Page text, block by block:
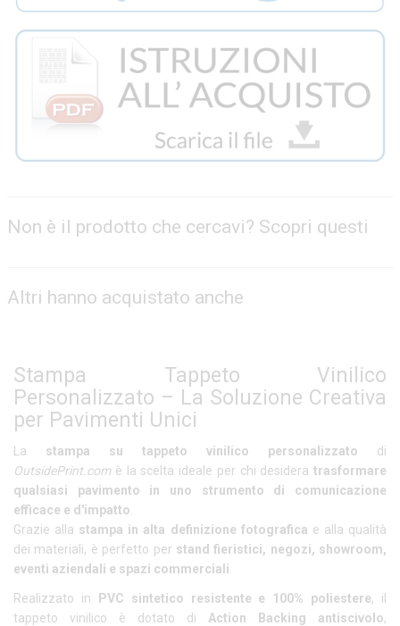
Non è il prodotto che cercavi? Scopri questi
Altri hanno acquistato anche
Stampa Tappeto Vinilico
Personalizzato – La Soluzione Creativa
per Pavimenti Unici
La stampa su tappeto vinilico personalizzato di
OutsidePrint.comè la scelta ideale per chi desidera trasformare
qualsiasi pavimento in uno strumento di comunicazione
efficace e d'impatto
Grazie alla stampa in alta definizione fotografica e alla qualità
dei materiali, è perfetto per stand fieristici, negozi, showroom,
eventi aziendali e spazi commerciali
Realizzato in PVC sintetico resistente e 100% poliestere, il
tappeto vinilico è dotato di Action Backing antiscivolo,